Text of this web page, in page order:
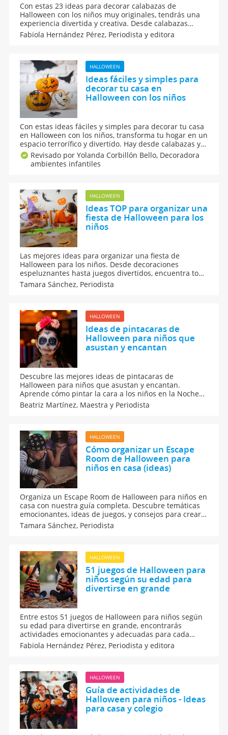
Con estas 23 ideas para decorar calabazas de
Halloween con los niños muy originales, tendrás una
experiencia divertida y creativa. Desde calabazas
pintadas hasta decoraciones con pegatinas y
materiales reciclados, estas propuestas son perfectas
familia!
Fabiola Hernández Pérez, Periodista y editora
HALLOWEEN
Ideas fáciles y simples para
decorar tu casa en
Halloween con los niños
Con estas ideas fáciles y simples para decorar tu casa
en Halloween con los niños, transforma tu hogar en un
espacio terrorífico y divertido. Hay desde calabazas y
telarañas hasta guirnaldas y manualidades, todas
actividades muy creativas, perfectas para un
Halloween inolvidable para ti y tus pequeños.
Revisado por Yolanda Corbillón Bello, Decoradora
ambientes infantiles
HALLOWEEN
Ideas TOP para organizar una
fiesta de Halloween para los
niños
Las mejores ideas para organizar una fiesta de
Halloween para los niños. Desde decoraciones
espeluznantes hasta juegos divertidos, encuentra todo
lo que necesitas para hacer una celebración de
Halloween inolvidable con tu hijo y sus amigos.
Tamara Sánchez, Periodista
HALLOWEEN
Ideas de pintacaras de
Halloween para niños que
asustan y encantan
Descubre las mejores ideas de pintacaras de
Halloween para niños que asustan y encantan.
Aprende cómo pintar la cara a los niños en la Noche
de Muertos con propuestas de maquillaje para
Halloween como calaveras mexicanas, calabazas,
Beatriz Martínez, Maestra y Periodista
HALLOWEEN
Cómo organizar un Escape
Room de Halloween para
niños en casa (ideas)
Organiza un Escape Room de Halloween para niños en
casa con nuestra guía completa. Descubre temáticas
emocionantes, ideas de juegos, y consejos para crear
un Escape Room para la noche de muertos con un
ambiente aterrador y divertido. Fomenta el trabajo en
Tamara Sánchez, Periodista
HALLOWEEN
51 juegos de Halloween para
niños según su edad para
divertirse en grande
Entre estos 51 juegos de Halloween para niños según
su edad para divertirse en grande, encontrarás
actividades emocionantes y adecuadas para cada
etapa, desde los más pequeños hasta los mayores,
que harán de tu fiesta de Halloween un éxito. Son
familia.
Fabiola Hernández Pérez, Periodista y editora
HALLOWEEN
Guía de actividades de
Halloween para niños - Ideas
para casa y colegio